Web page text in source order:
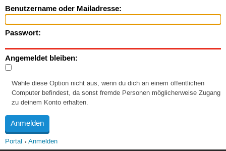
Benutzername oder Mailadresse:
Passwort:
Angemeldet bleiben:
Wähle diese Option nicht aus, wenn du dich an einem öffentlichen
Computer befindest, da sonst fremde Personen möglicherweise Zugang
zu deinem Konto erhalten.
Portal Anmelden